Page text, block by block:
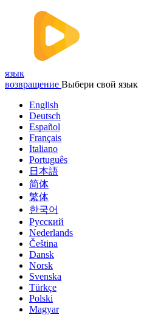
язык
возвращение Выбери свой язык
English
Deutsch
Español
Français
Italiano
Português
日本語
简体
繁体
한국어
Русский
Nederlands
Čeština
Dansk
Norsk
Svenska
Türkçe
Polski
Magyar